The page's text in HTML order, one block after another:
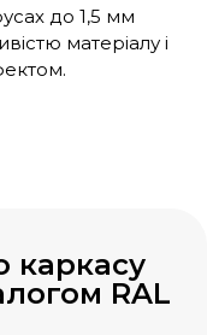
до 1,5 мм
матеріалу і
каркасу
RAL